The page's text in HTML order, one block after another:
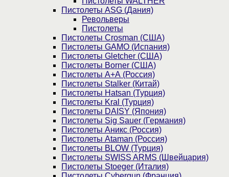
Пистолеты ASG (Дания)
Револьверы
Пистолеты
Пистолеты Crosman (США)
Пистолеты GAMO (Испания)
Пистолеты Gletcher (США)
Пистолеты Borner (США)
Пистолеты А+А (Россия)
Пистолеты Stalker (Китай)
Пистолеты Hatsan (Турция)
Пистолеты Kral (Турция)
Пистолеты DAISY (Япония)
Пистолеты Sig Sauer (Германия)
Пистолеты Аникс (Россия)
Пистолеты Ataman (Россия)
Пистолеты BLOW (Турция)
Пистолеты SWISS ARMS (Швейцария)
Пистолеты Stoeger (Италия)